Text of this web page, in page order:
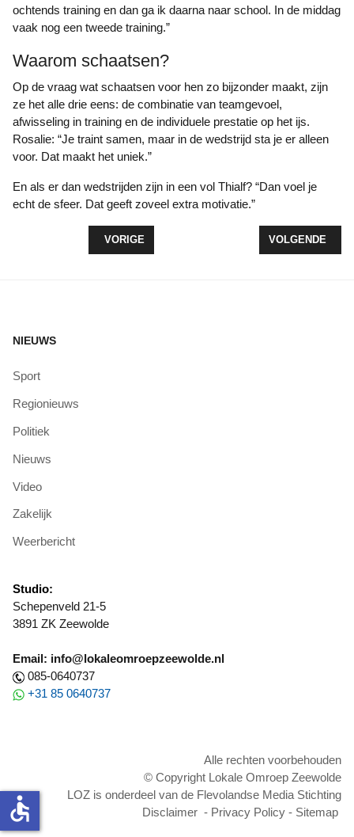
ochtends training en dan ga ik daarna naar school. In de middag
vaak nog een tweede training.”
Waarom schaatsen?
Op de vraag wat schaatsen voor hen zo bijzonder maakt, zijn
ze het alle drie eens: de combinatie van teamgevoel,
afwisseling in training en de individuele prestatie op het ijs.
Rosalie: “Je traint samen, maar in de wedstrijd sta je er alleen
voor. Dat maakt het uniek.”
En als er dan wedstrijden zijn in een vol Thialf? “Dan voel je
echt de sfeer. Dat geeft zoveel extra motivatie.”
VORIG ARTIKEL: NEDERLANDS RECORD EN
VORIGE VOLGENDE
VOLGENDE
NIEUWS
Sport
Regionieuws
Politiek
Nieuws
Video
Zakelijk
Weerbericht
Studio:
Schepenveld 21-5
3891 ZK Zeewolde
Email: info@lokaleomroepzeewolde.nl
085-0640737
+31 85 0640737
Alle rechten voorbehouden
© Copyright Lokale Omroep Zeewolde
LOZ is onderdeel van de Flevolandse Media Stichting
Disclaimer - Privacy Policy - Sitemap
accessible